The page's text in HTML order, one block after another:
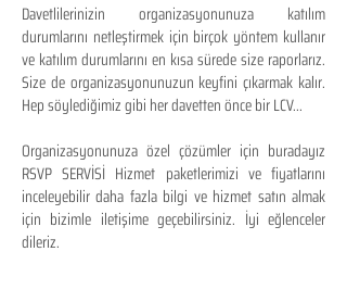
Davetlilerinizin organizasyonunuza katılım
durumlarını netleştirmek için birçok yöntem kullanır
ve katılım durumlarını en kısa sürede size raporlarız.
Size de organizasyonunuzun keyfini çıkarmak kalır.
Hep söylediğimiz gibi her davetten önce bir LCV...
Organizasyonunuza özel çözümler için buradayız
RSVP SERVİSİ Hizmet paketlerimizi ve fiyatlarını
inceleyebilir daha fazla bilgi ve hizmet satın almak
için bizimle iletişime geçebilirsiniz. İyi eğlenceler
dileriz.